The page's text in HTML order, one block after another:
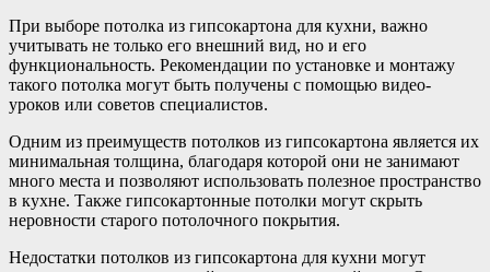
При выборе потолка из гипсокартона для кухни, важно
учитывать не только его внешний вид, но и его
функциональность. Рекомендации по установке и монтажу
такого потолка могут быть получены с помощью видео-
уроков или советов специалистов.
Одним из преимуществ потолков из гипсокартона является их
минимальная толщина, благодаря которой они не занимают
много места и позволяют использовать полезное пространство
в кухне. Также гипсокартонные потолки могут скрыть
неровности старого потолочного покрытия.
Недостатки потолков из гипсокартона для кухни могут